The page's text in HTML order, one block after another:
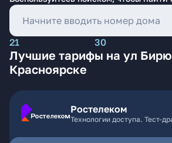
21 30
Лучшие тарифы на ул
Красноярске
Ростелеком
Технологии доступа. Тест-